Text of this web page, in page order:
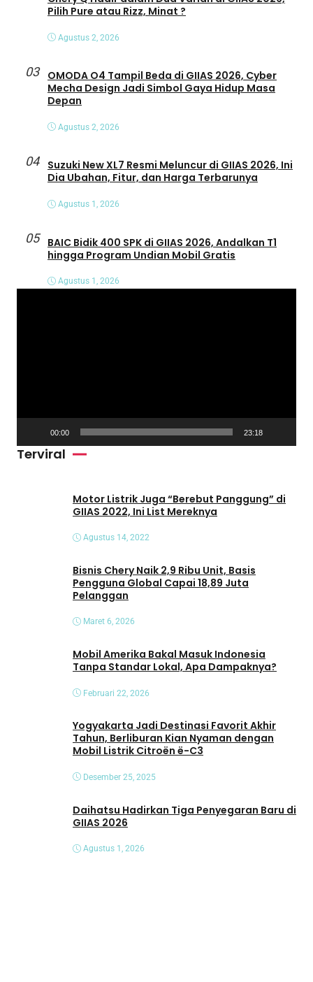
Pilih Pure atau Rizz, Minat ?
Agustus 2, 2026
03
OMODA O4 Tampil Beda di GIIAS 2026, Cyber
Mecha Design Jadi Simbol Gaya Hidup Masa
Depan
Agustus 2, 2026
04
Suzuki New XL7 Resmi Meluncur di GIIAS 2026, Ini
Dia Ubahan, Fitur, dan Harga Terbarunya
Agustus 1, 2026
05
BAIC Bidik 400 SPK di GIIAS 2026, Andalkan T1
hingga Program Undian Mobil Gratis
Agustus 1, 2026
d
00:00 23:18
Terviral
Motor Listrik Juga “Berebut Panggung” di
GIIAS 2022, Ini List Mereknya
Agustus 14, 2022
Bisnis Chery Naik 2,9 Ribu Unit, Basis
Pengguna Global Capai 18,89 Juta
Pelanggan
Maret 6, 2026
Mobil Amerika Bakal Masuk Indonesia
Tanpa Standar Lokal, Apa Dampaknya?
Februari 22, 2026
Yogyakarta Jadi Destinasi Favorit Akhir
Tahun, Berliburan Kian Nyaman dengan
Mobil Listrik Citroën ë-C3
Desember 25, 2025
Daihatsu Hadirkan Tiga Penyegaran Baru di
GIIAS 2026
Agustus 1, 2026